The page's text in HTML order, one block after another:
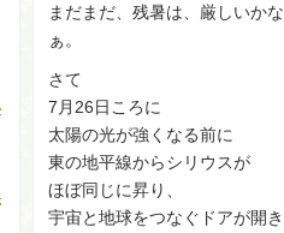
まだまだ、残暑は、厳しいかな
ぁ。
さて
7月26日ころに
太陽の光が強くなる前に
東の地平線からシリウスが
ほぼ同じに昇り、
宇宙と地球をつなぐドアが開き